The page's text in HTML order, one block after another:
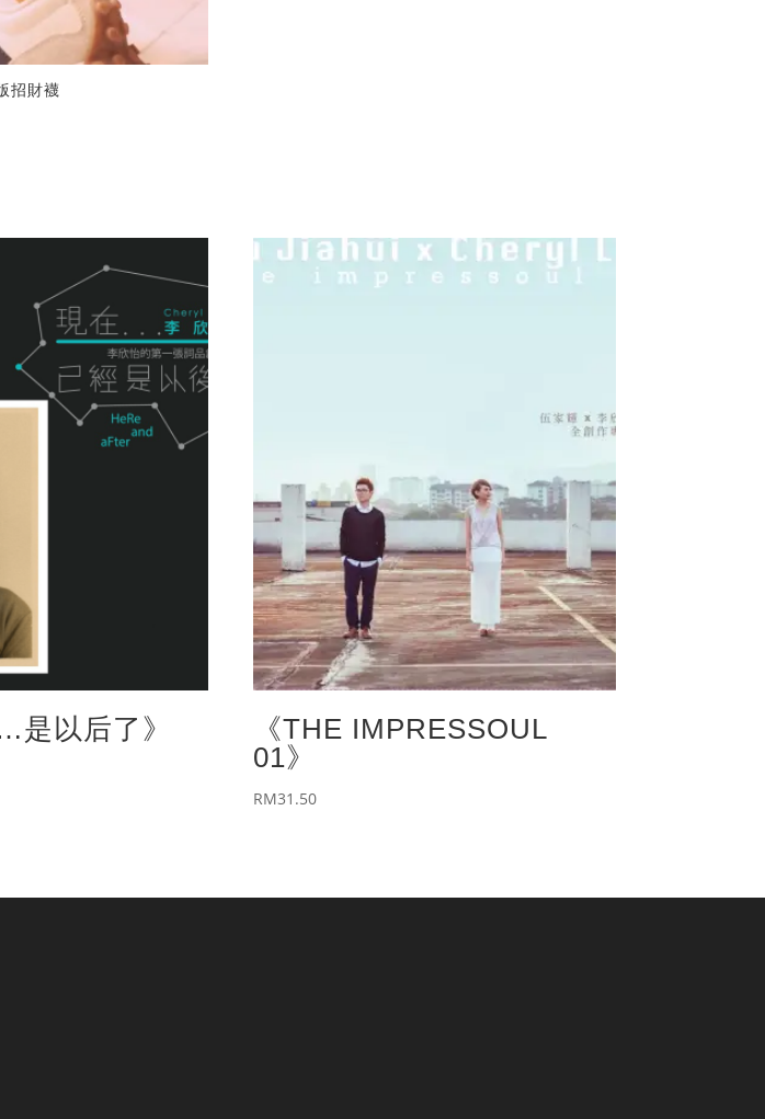
招財襪
是以后了》
《THE IMPRESSOUL
01》
RM31.50